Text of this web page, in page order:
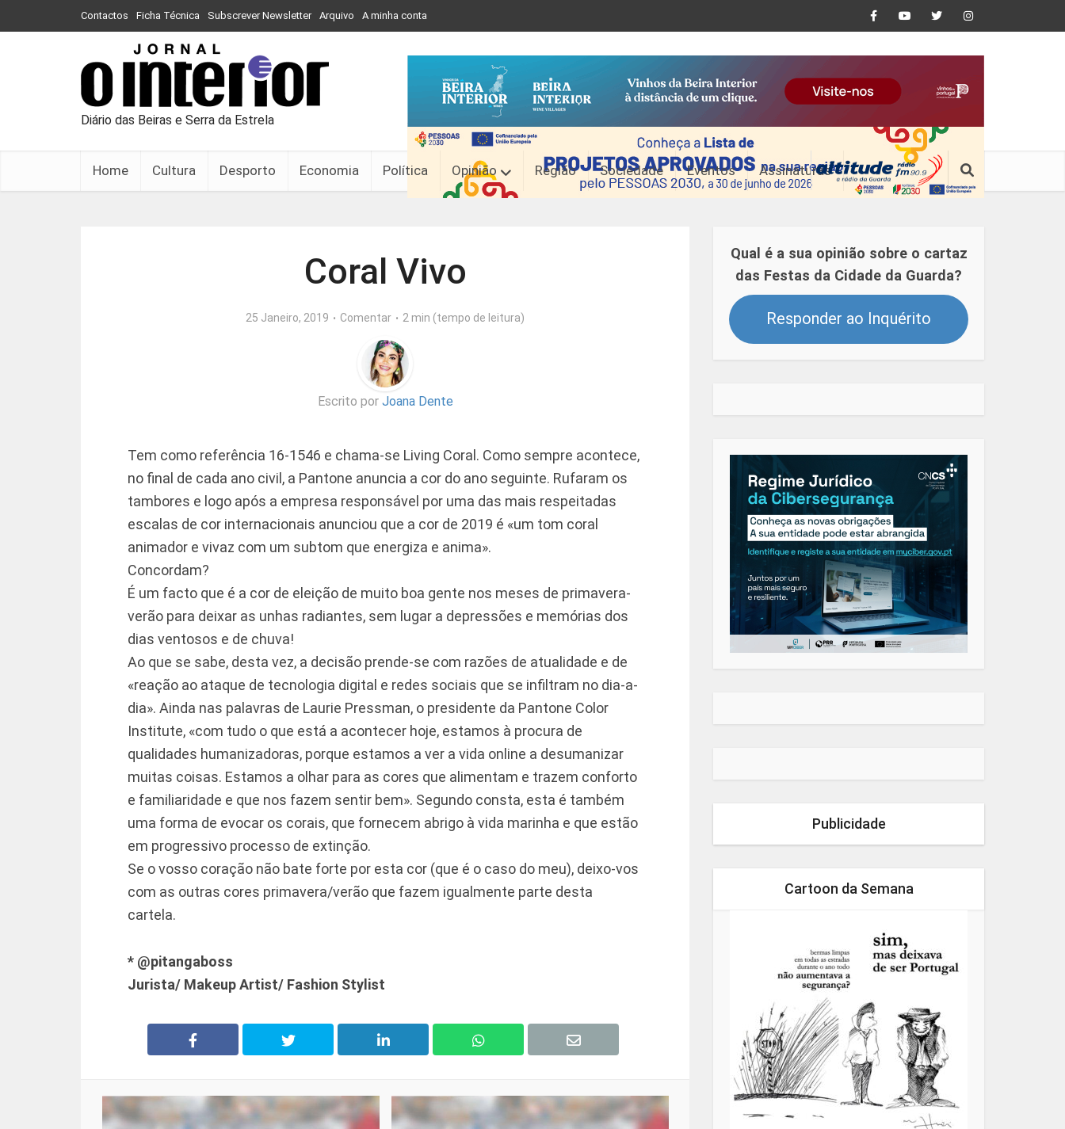
Contactos Ficha Técnica Subscrever Newsletter Arquivo A minha conta
Diário das Beiras e Serra da Estrela
Home Cultura Desporto Economia Política Opinião Região Sociedade Eventos Assinaturas
Coral Vivo
25 Janeiro, 2019 Comentar 2 min (tempo de leitura)
Escrito por Joana Dente
Tem como referência 16-1546 e chama-se Living Coral. Como sempre acontece,
no final de cada ano civil, a Pantone anuncia a cor do ano seguinte. Rufaram os
tambores e logo após a empresa responsável por uma das mais respeitadas
escalas de cor internacionais anunciou que a cor de 2019 é «um tom coral
animador e vivaz com um subtom que energiza e anima».
Concordam?
É um facto que é a cor de eleição de muito boa gente nos meses de primavera-
verão para deixar as unhas radiantes, sem lugar a depressões e memórias dos
dias ventosos e de chuva!
Ao que se sabe, desta vez, a decisão prende-se com razões de atualidade e de
«reação ao ataque de tecnologia digital e redes sociais que se infiltram no dia-a-
dia». Ainda nas palavras de Laurie Pressman, o presidente da Pantone Color
Institute, «com tudo o que está a acontecer hoje, estamos à procura de
qualidades humanizadoras, porque estamos a ver a vida online a desumanizar
muitas coisas. Estamos a olhar para as cores que alimentam e trazem conforto
e familiaridade e que nos fazem sentir bem». Segundo consta, esta é também
uma forma de evocar os corais, que fornecem abrigo à vida marinha e que estão
em progressivo processo de extinção.
Se o vosso coração não bate forte por esta cor (que é o caso do meu), deixo-vos
com as outras cores primavera/verão que fazem igualmente parte desta
cartela.
* @pitangaboss
Jurista/ Makeup Artist/ Fashion Stylist
Qual é a sua opinião sobre o cartaz
das Festas da Cidade da Guarda?
Responder ao Inquérito
Publicidade
Cartoon da Semana